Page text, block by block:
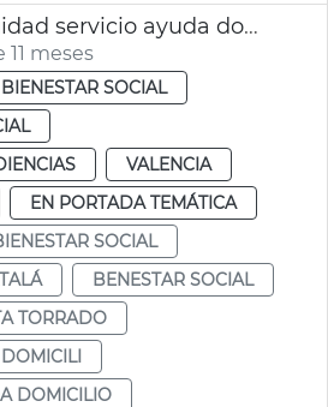
València gratuidad servicio ayuda domicilio
meses
BIENESTAR SOCIAL
VALENCIA
EN PORTADA TEMÁTICA
SOCIAL
BENESTAR SOCIAL
TORRADO
DOMICILIO